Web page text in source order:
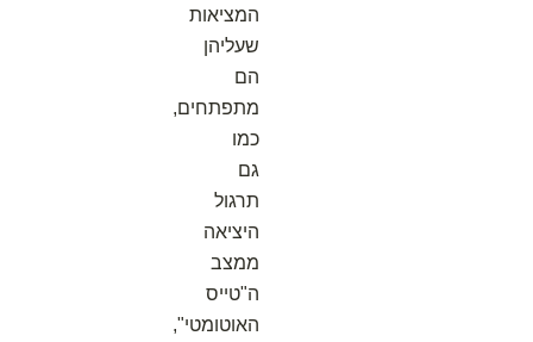
המציאות
שעליהן
הם
מתפתחים,
כמו
גם
תרגול
היציאה
ממצב
ה"טייס
האוטומטי",